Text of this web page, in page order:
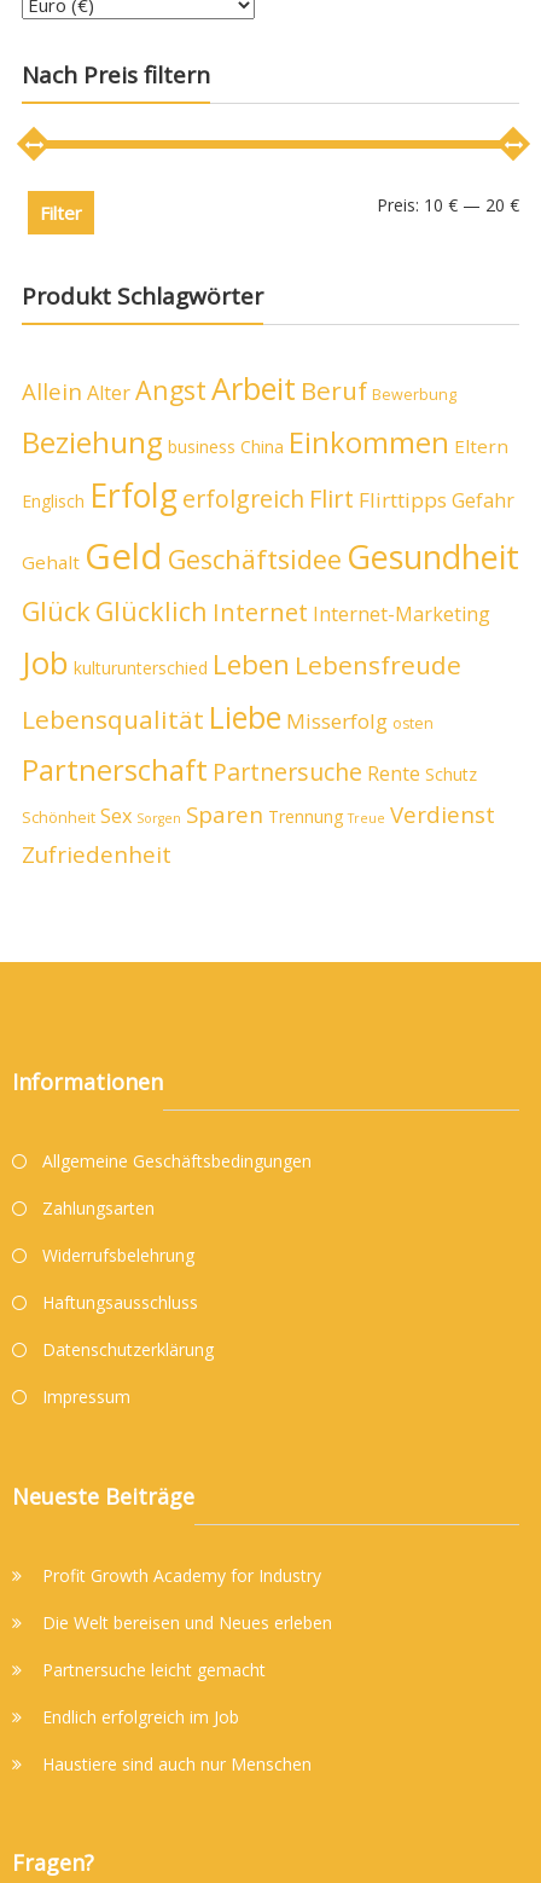
Nach Preis filtern
Filter Preis: 10 € — 20 €
Produkt Schlagwörter
Allein AlterAngstArbeit Beruf Bewerbung
Beziehung business China Einkommen Eltern
Englisch Erfolgerfolgreich Flirt Flirttipps Gefahr
Gehalt Geld Geschäftsidee Gesundheit
Glück Glücklich Internet Internet-Marketing
Job kulturunterschied Leben Lebensfreude
Lebensqualität Liebe Misserfolg osten
Partnerschaft Partnersuche Rente Schutz
Schönheit Sex Sorgen Sparen Trennung Treue Verdienst
Zufriedenheit
Informationen
Allgemeine Geschäftsbedingungen
Zahlungsarten
Widerrufsbelehrung
Haftungsausschluss
Datenschutzerklärung
Impressum
Neueste Beiträge
Profit Growth Academy for Industry
Die Welt bereisen und Neues erleben
Partnersuche leicht gemacht
Endlich erfolgreich im Job
Haustiere sind auch nur Menschen
Fragen?